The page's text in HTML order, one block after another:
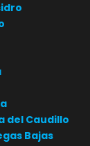
del Caudillo
Bajas